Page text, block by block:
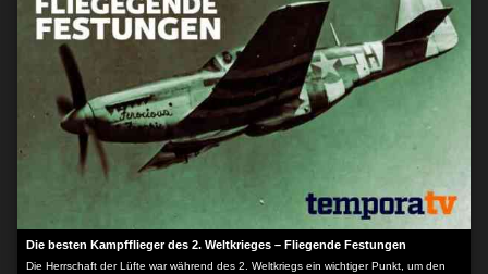
Einlagerung von Reichsbankgold in Stollen des Kalibergwerkes in Merkers nährten
weitere Spekulationen. Der Inhalt wird bereitgestellt von: PLAION PICTURES GmbH,
Lochhamer Str. 9, 82152 Planegg/München
Die besten Kampfflieger des 2. Weltkrieges – Fliegende Festungen
Die Herrschaft der Lüfte war während des 2. Weltkriegs ein wichtiger Punkt, um den